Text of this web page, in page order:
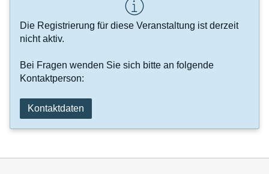
Die Registrierung für diese Veranstaltung ist derzeit
nicht aktiv.
Bei Fragen wenden Sie sich bitte an folgende
Kontaktperson:
Kontaktdaten